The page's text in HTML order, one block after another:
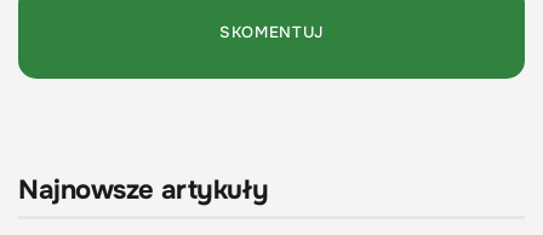
Najnowsze artykuły